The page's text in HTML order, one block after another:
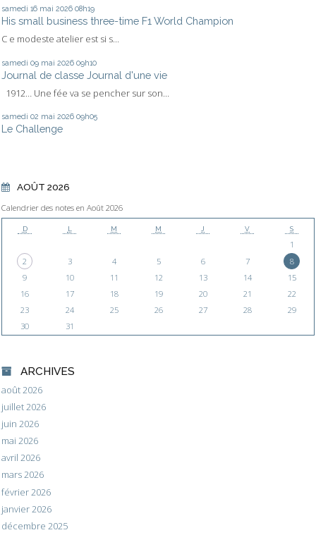
samedi 16 mai 2026 08h19
His small business three-time F1 World Champion
C e modeste atelier est si s...
samedi 09 mai 2026 09h10
Journal de classe Journal d'une vie
1912… Une fée va se pencher sur son...
samedi 02 mai 2026 09h05
Le Challenge
AOÛT 2026
Calendrier des notes en Août 2026
D L M M J V S
1
2
3 4 5 6 7
8
9
10 11 12 13 14
15
16
17 18 19 20 21
22
23
24 25 26 27 28
29
30
31
ARCHIVES
août 2026
juillet 2026
juin 2026
mai 2026
avril 2026
mars 2026
février 2026
janvier 2026
décembre 2025